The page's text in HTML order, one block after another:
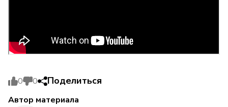
0 0 Поделиться
Автор материала